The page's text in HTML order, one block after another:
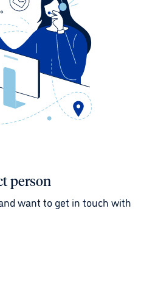
person
want to get in touch with